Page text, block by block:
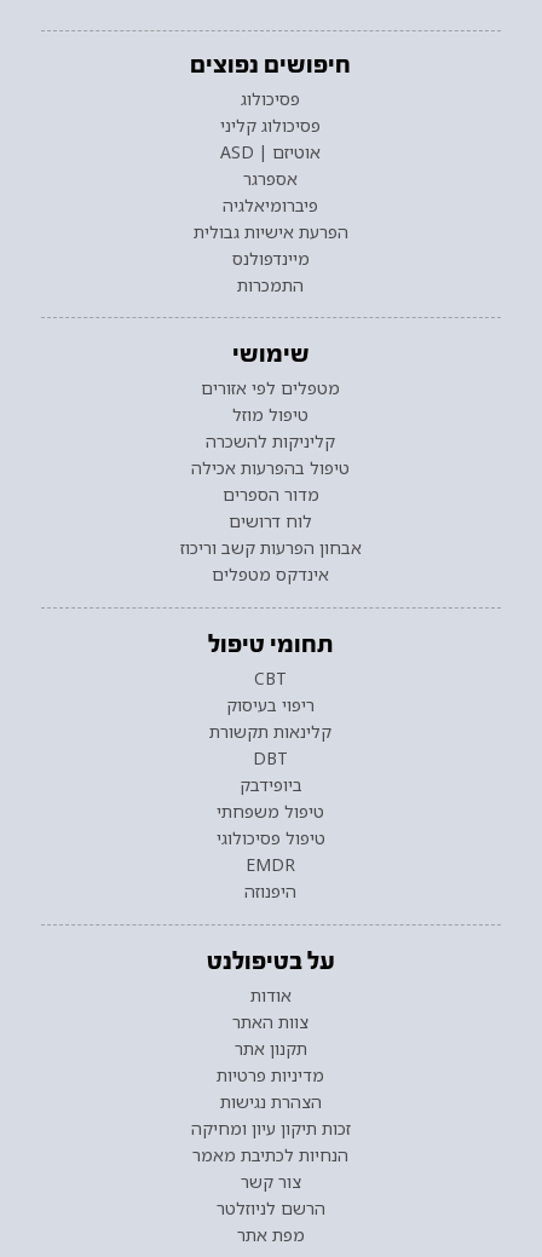
חיפושים נפוצים
פסיכולוג
פסיכולוג קליני
אוטיזם | ASD
אספרגר
פיברומיאלגיה
הפרעת אישיות גבולית
מיינדפולנס
התמכרות
שימושי
מטפלים לפי אזורים
טיפול מוזל
קליניקות להשכרה
טיפול בהפרעות אכילה
מדור הספרים
לוח דרושים
אבחון הפרעות קשב וריכוז
אינדקס מטפלים
תחומי טיפול
CBT
ריפוי בעיסוק
קלינאות תקשורת
DBT
ביופידבק
טיפול משפחתי
טיפול פסיכולוגי
EMDR
היפנוזה
על בטיפולנט
אודות
צוות האתר
תקנון אתר
מדיניות פרטיות
הצהרת נגישות
זכות תיקון עיון ומחיקה
הנחיות לכתיבת מאמר
צור קשר
הרשם לניוזלטר
מפת אתר